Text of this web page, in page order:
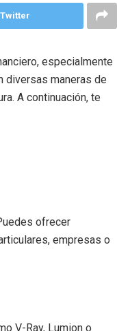
especialmente
diversas maneras de
A continuación, te
ofrecer
empresas o
V-Ray, Lumion o